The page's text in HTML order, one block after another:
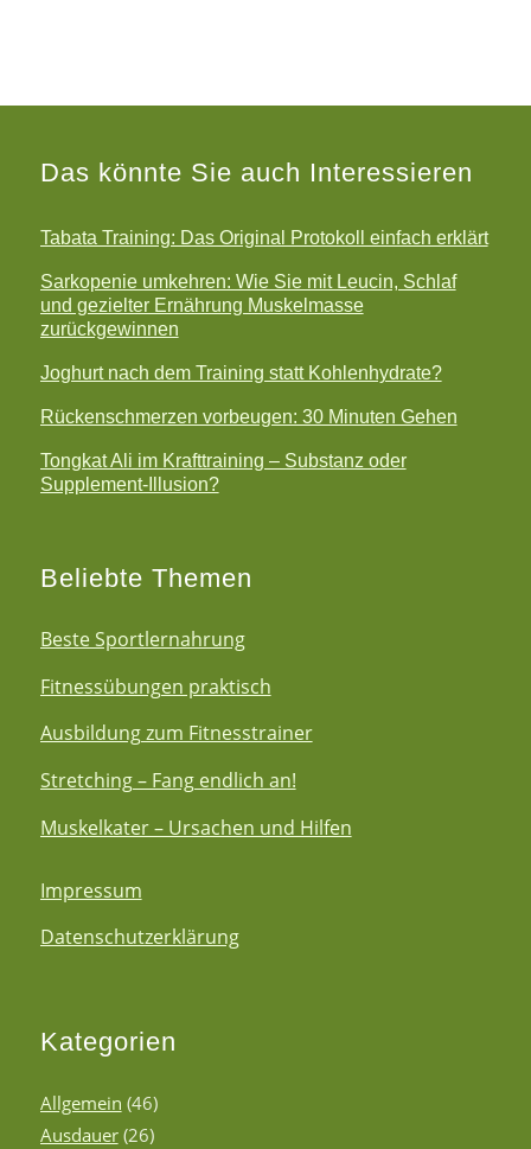
Das könnte Sie auch Interessieren
Tabata Training: Das Original Protokoll einfach erklärt
Sarkopenie umkehren: Wie Sie mit Leucin, Schlaf
und gezielter Ernährung Muskelmasse
zurückgewinnen
Joghurt nach dem Training statt Kohlenhydrate?
Rückenschmerzen vorbeugen: 30 Minuten Gehen
Tongkat Ali im Krafttraining – Substanz oder
Supplement-Illusion?
Beliebte Themen
Beste Sportlernahrung
Fitnessübungen praktisch
Ausbildung zum Fitnesstrainer
Stretching – Fang endlich an!
Muskelkater – Ursachen und Hilfen
Impressum
Datenschutzerklärung
Kategorien
Allgemein (46)
Ausdauer(26)